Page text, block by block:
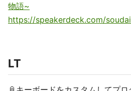
物語~
https://speakerdeck.com/
LT